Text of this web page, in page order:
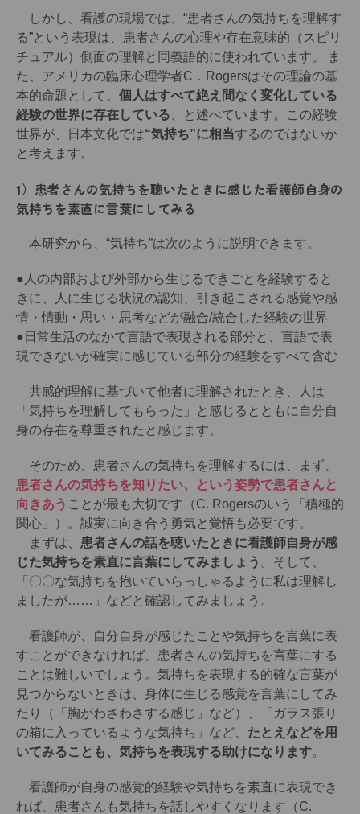
しかし、看護の現場では、“患者さんの気持ちを理解す
る”という表現は、患者さんの心理や存在意味的（スピリ
チュアル）側面の理解と同義語的に使われています。 ま
た、アメリカの臨床心理学者C．Rogersはその理論の基
本的命題として、 個人はすべて絶え間なく変化している
経験の世界に存在している 、と述べています。この経験
世界が、日本文化では“気持ち”に相当するのではないか
と考えます。
1）患者さんの気持ちを聴いたときに感じた看護師自身の
気持ちを素直に言葉にしてみる
本研究から、“気持ち”は次のように説明できます。
●人の内部および外部から生じるできごとを経験すると
きに、人に生じる状況の認知、引き起こされる感覚や感
情・情動・思い・思考などが融合/統合した経験の世界
●日常生活のなかで言語で表現される部分と、言語で表
現できないが確実に感じている部分の経験をすべて含む
共感的理解に基づいて他者に理解されたとき、人は
「気持ちを理解してもらった」と感じるとともに自分自
身の存在を尊重されたと感じます。
そのため、患者さんの気持ちを理解するには、まず、
患者さんの気持ちを知りたい、という姿勢で患者さんと
向きあう ことが最も大切です（C. Rogersのいう「積極的
関心」）。誠実に向き合う勇気と覚悟も必要です。
まずは、 患者さんの話を聴いたときに看護師自身が感
じた気持ちを素直に言葉にしてみましょう 。そして、
「〇〇な気持ちを抱いていらっしゃるように私は理解し
ましたが……」などと確認してみましょう。
看護師が、自分自身が感じたことや気持ちを言葉に表
すことができなければ、患者さんの気持ちを言葉にする
ことは難しいでしょう。気持ちを表現する的確な言葉が
見つからないときは、身体に生じる感覚を言葉にしてみ
たり（「胸がわさわさする感じ」など）、「ガラス張り
の箱に入っているような気持ち」など、 たとえなどを用
いてみることも、気持ちを表現する助けになります。
看護師が自身の感覚的経験や気持ちを素直に表現でき
れば、患者さんも気持ちを話しやすくなります（C.